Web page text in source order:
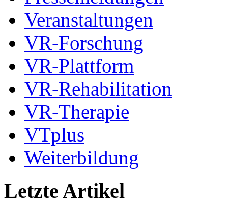
Veranstaltungen
VR-Forschung
VR-Plattform
VR-Rehabilitation
VR-Therapie
VTplus
Weiterbildung
Letzte Artikel